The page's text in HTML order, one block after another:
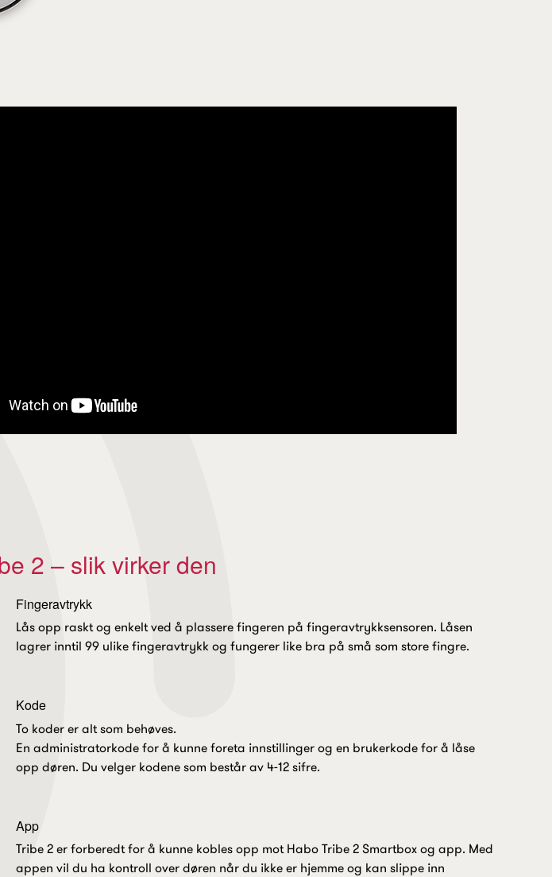
2 – slik virker den
Fingeravtrykk
Lås opp raskt og enkelt ved å plassere fingeren på fingeravtrykksensoren. Låsen
lagrer inntil 99 ulike fingeravtrykk og fungerer like bra på små som store fingre.
Kode
To koder er alt som behøves.
En administratorkode for å kunne foreta innstillinger og en brukerkode for å låse
opp døren. Du velger kodene som består av 4-12 sifre.
App
Tribe 2 er forberedt for å kunne kobles opp mot Habo Tribe 2 Smartbox og app. Med
appen vil du ha kontroll over døren når du ikke er hjemme og kan slippe inn